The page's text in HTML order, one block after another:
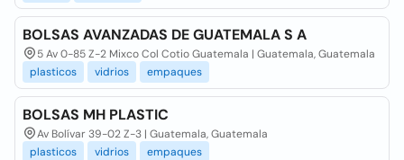
BOLSAS AVANZADAS DE GUATEMALA S A
5 Av 0-85 Z-2 Mixco Col Cotio Guatemala | Guatemala, Guatemala
plasticos
vidrios empaques
BOLSAS MH PLASTIC
Av Bolívar 39-02 Z-3 | Guatemala, Guatemala
plasticos
vidrios empaques